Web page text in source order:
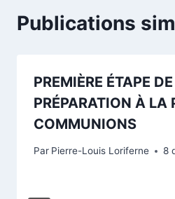
Publications
PREMIÈRE ÉTAPE
PRÉPARATION À LA
COMMUNIONS
Par Pierre-Louis Loriferne 8